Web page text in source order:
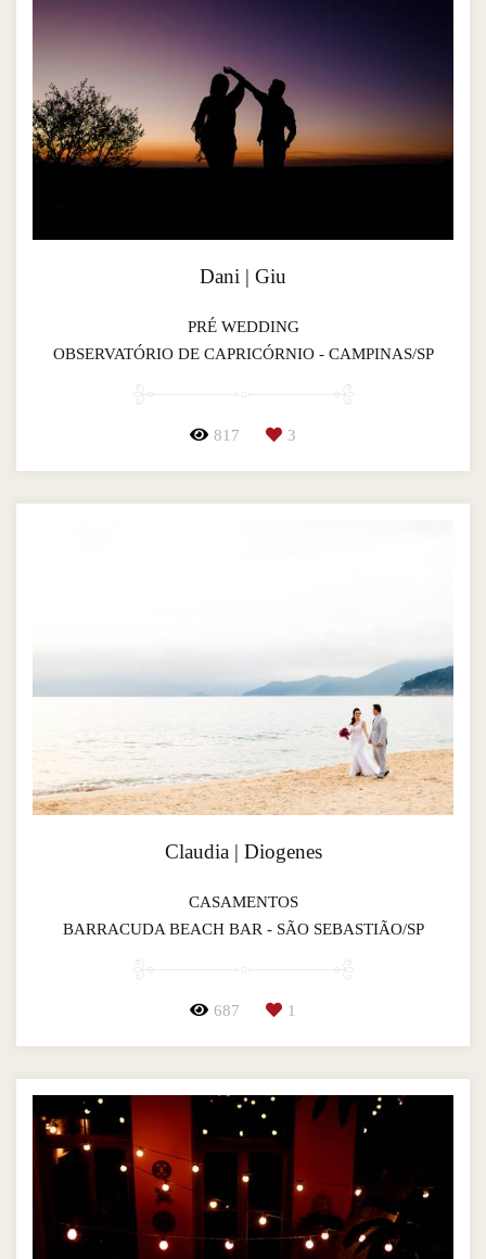
Dani | Giu
PRÉ WEDDING
OBSERVATÓRIO DE CAPRICÓRNIO - CAMPINAS/SP
817 3
Claudia | Diogenes
CASAMENTOS
BARRACUDA BEACH BAR - SÃO SEBASTIÃO/SP
687 1